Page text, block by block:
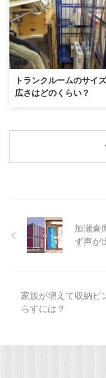
トランクルームのサイズ
広さはどのくらい？
加瀬倉
ず声が
家族が増えて収納ピ
らすには？